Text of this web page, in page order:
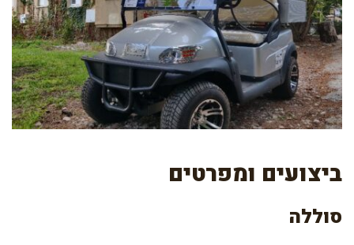
ביצועים ומפרטים
סוללה